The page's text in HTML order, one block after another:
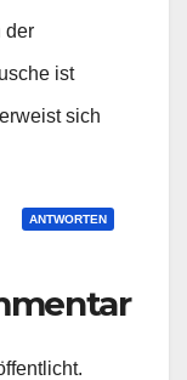
der
ist
sich
ANTWORTEN